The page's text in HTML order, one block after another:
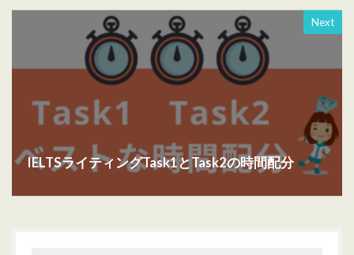
Next
IELTSライティングTask1とTask2の時間配分